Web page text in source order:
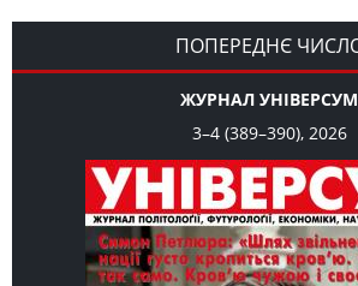
СЛОВО РЕДАКЦІЙНЕ Олег К. Романчук
як уособлення української
ПОПЕРЕДНЄ
ЖУРНАЛ УНІВЕРСУМ
3–4 (389–390), 2026